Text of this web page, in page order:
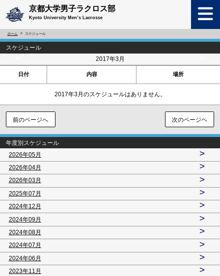
京都大学男子ラクロス部
Kyoto University Men’s Lacrosse
ホーム スケジュール
スケジュール
2017年3月
日付 内容 場所
2017年3月のスケジュールはありません。
前のページへ 次のページヘ
年度別スケジュール
2026年05月
>
2026年04月 >
2026年03月 >
2025年07月 >
2024年12月 >
2024年09月 >
2024年08月 >
2024年07月 >
2024年06月 >
2023年11月 >